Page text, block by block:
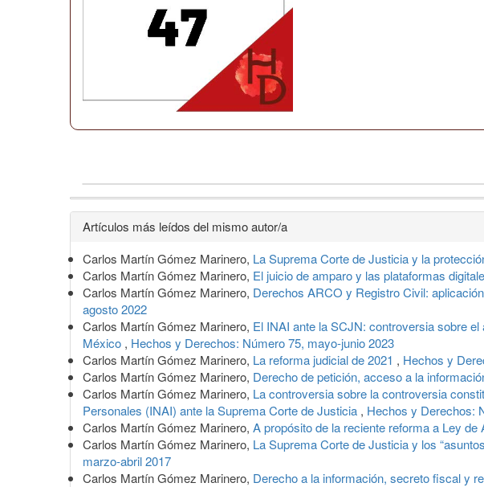
Detalles
del
artículo
Artículos más leídos del mismo autor/a
Carlos Martín Gómez Marinero, La Suprema Corte de Justicia y la
Carlos Martín Gómez Marinero, El juicio de amparo y las plataformas
Carlos Martín Gómez Marinero, Derechos ARCO y Registro Civil:
agosto 2022
Carlos Martín Gómez Marinero, El INAI ante la SCJN: controversia sobre
México , Hechos y Derechos: Número 75, mayo-junio 2023
Carlos Martín Gómez Marinero, La reforma judicial de 2021 , Hechos y
Carlos Martín Gómez Marinero, Derecho de petición, acceso a la
Carlos Martín Gómez Marinero, La controversia sobre la controversia
Personales (INAI) ante la Suprema Corte de Justicia , Hechos y Derechos:
Carlos Martín Gómez Marinero, A propósito de la reciente reforma a Ley de
Carlos Martín Gómez Marinero, La Suprema Corte de Justicia y los
marzo-abril 2017
Carlos Martín Gómez Marinero, Derecho a la información, secreto fiscal y